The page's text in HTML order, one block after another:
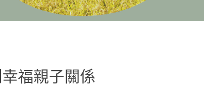
福親子關係